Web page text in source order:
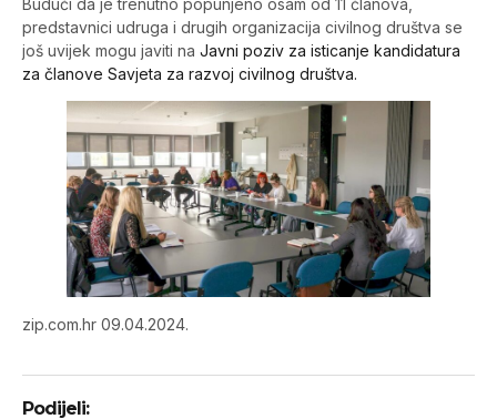
predstavnici udruga i drugih organizacija civilnog društva se
još uvijek mogu javiti na Javni poziv za isticanje kandidatura
za članove Savjeta za razvoj civilnog društva.
zip.com.hr 09.04.2024.
Podijeli: